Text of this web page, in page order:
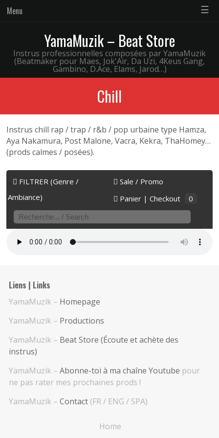
Menu ☰
YamaMuzik – Beat Store
Instrus professionnelles composées par YamaMuzik
(Beatmaker pour Maes, Jok'Air, Da Uzi, 4Keus Gang,
Gambino, D.Ace, Elams, Jarod…)
Chill
Instrus chill rap / trap / r&b / pop urbaine type Hamza,
Aya Nakamura, Post Malone, Vacra, Kekra, ThaHomey…
(prods calmes / posées).
FILTRER (Genre /
Ambiance)
Sale / Promo
Panier | Checkout
0
Liens | Links
YamaMuzik – Homepage
YamaMuzik – Productions
YamaMuzik – Beat Store (Écoute et achète des
instrus)
YamaMuzik – Abonne-toi à ma chaîne Youtube pour
ne pas rater mes prochaines prods !
YamaMuzik – Contact(FR / ENG / SPA)
Home